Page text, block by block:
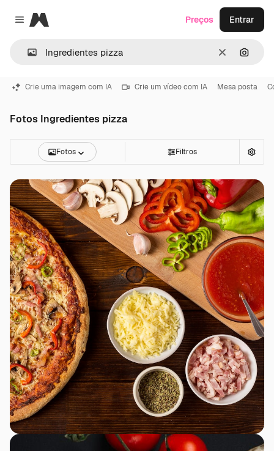
Close menu
Magnific
Limpar
Preços Entrar
Crie uma imagem com IA Crie um vídeo com IA Mesa posta
Fotos Ingredientes pizza
Fotos Filtros